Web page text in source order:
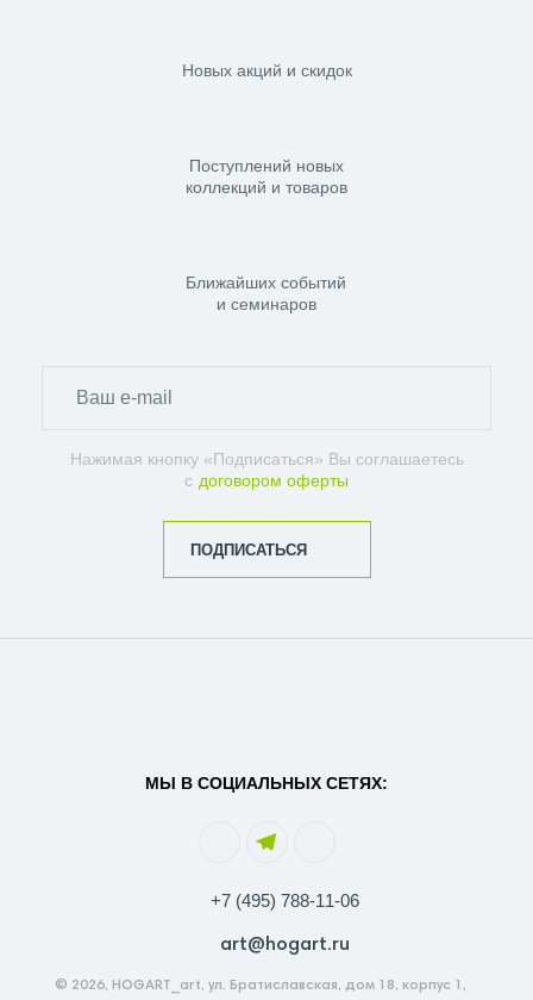
Новых акций и скидок
Поступлений новых
коллекций и товаров
Ближайших событий
и семинаров
Нажимая кнопку «Подписаться» Вы соглашаетесь
с договором оферты
ПОДПИСАТЬСЯ
МЫ В СОЦИАЛЬНЫХ СЕТЯХ:
+7 (495) 788-11-06
art@hogart.ru
© 2026, HOGART_art, ул. Братиславская, дом 18, корпус 1,